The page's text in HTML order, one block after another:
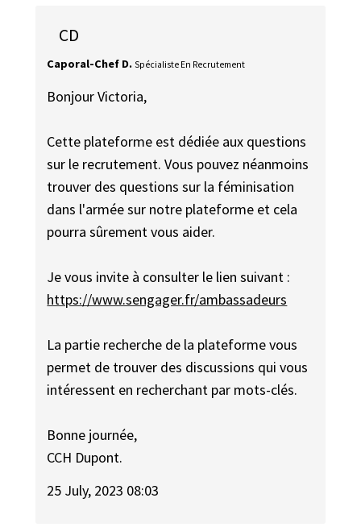
CD
Caporal-Chef D. Spécialiste En Recrutement
Bonjour Victoria,
Cette plateforme est dédiée aux questions
sur le recrutement. Vous pouvez néanmoins
trouver des questions sur la féminisation
dans l'armée sur notre plateforme et cela
pourra sûrement vous aider.
Je vous invite à consulter le lien suivant :
https://www.sengager.fr/ambassadeurs
La partie recherche de la plateforme vous
permet de trouver des discussions qui vous
intéressent en recherchant par mots-clés.
Bonne journée,
CCH Dupont.
25 July, 2023 08:03